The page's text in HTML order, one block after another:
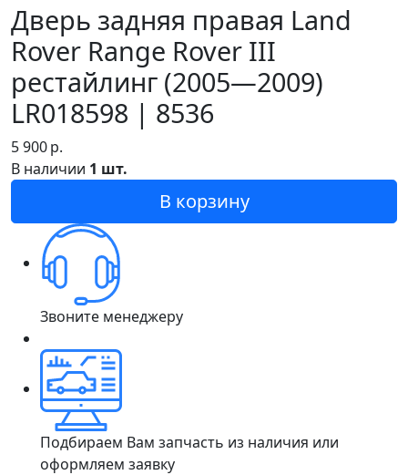
Дверь задняя правая Land
Rover Range Rover III
рестайлинг (2005—2009)
LR018598 | 8536
5 900р.
В наличии 1 шт.
В корзину
Звоните менеджеру
Подбираем Вам запчасть из наличия или
оформляем заявку